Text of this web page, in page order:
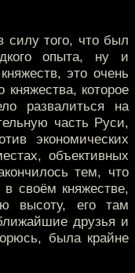
силу того, что был
опыта, ну и
это очень
которое
развалиться на
часть Руси,
экономических
объективных
тем, что
своём княжестве,
высоту, его там
друзья и
была крайне